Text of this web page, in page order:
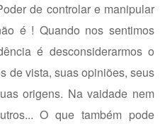
de controlar e manipular
é ! Quando nos sentimos
é desconsiderarmos o
de vista, suas opiniões, seus
origens. Na vaidade nem
O que também pode